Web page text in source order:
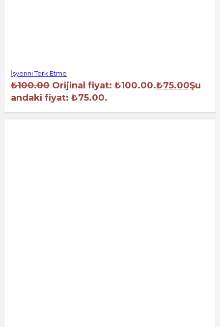
İşyerini Terk Etme
₺100.00 Orijinal fiyat: ₺100.00.₺75.00Şu
andaki fiyat: ₺75.00.